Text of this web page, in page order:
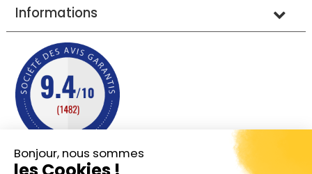
Bonjour, nous sommes
Informations